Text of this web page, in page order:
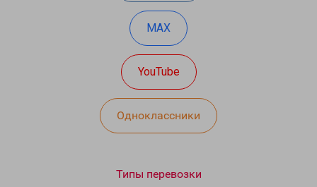
MAX
YouTube
Одноклассники
Типы перевозки